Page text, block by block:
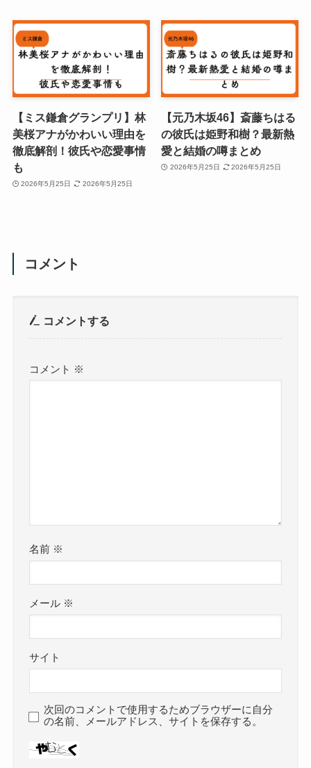
【ミス鎌倉グランプリ】林
美桜アナがかわいい理由を
徹底解剖！彼氏や恋愛事情
も
2026年5月25日 2026年5月25日
【元乃木坂46】斎藤ちはる
の彼氏は姫野和樹？最新熱
愛と結婚の噂まとめ
2026年5月25日 2026年5月25日
コメント
コメントする
コメント ※
名前 ※
メール ※
サイト
次回のコメントで使用するためブラウザーに自分
の名前、メールアドレス、サイトを保存する。